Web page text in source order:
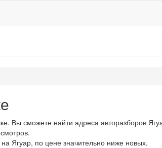
сможете найти адреса авторазборов
Ягуар, по цене значительно ниже новых.